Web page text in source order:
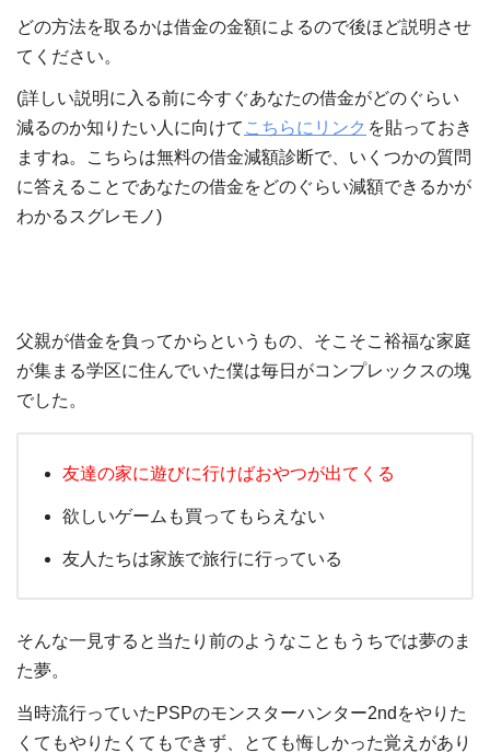
どの方法を取るかは借金の金額によるので後ほど説明させ
てください。
(詳しい説明に入る前に今すぐあなたの借金がどのぐらい
減るのか知りたい人に向けて こちらにリンク を貼っておき
ますね。こちらは無料の借金減額診断で、いくつかの質問
に答えることであなたの借金をどのぐらい減額できるかが
わかるスグレモノ)
父親が借金を負ってからというもの、そこそこ裕福な家庭
が集まる学区に住んでいた僕は毎日がコンプレックスの塊
でした。
友達の家に遊びに行けばおやつが出てくる
欲しいゲームも買ってもらえない
友人たちは家族で旅行に行っている
そんな一見すると当たり前のようなこともうちでは夢のま
た夢。
当時流行っていたPSPのモンスターハンター2ndをやりた
くてもやりたくてもできず、とても悔しかった覚えがあり